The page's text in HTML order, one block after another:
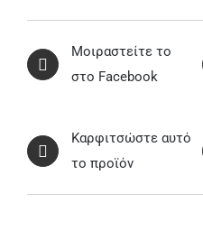
Μοιραστείτε το
στο Facebook
Καρφιτσώστε αυτό
το προϊόν